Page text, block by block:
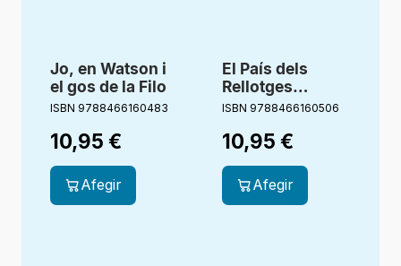
Jo, en Watson i
el gos de la Filo
ISBN 9788466160483
10,95 €
Afegir
El País dels
Rellotges
(Lectura fàcil)
ISBN 9788466160506
10,95 €
Afegir